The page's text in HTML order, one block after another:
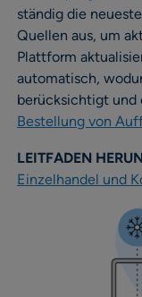
ständig die
Quellen aus, um
Plattform
automatisch,
berücksichtigt und
Bestellung von
LEITFADEN
Einzelhandel und